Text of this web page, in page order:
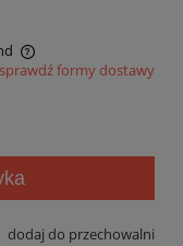
płatności
sprawdź formy dostawy
dodaj do przechowalni